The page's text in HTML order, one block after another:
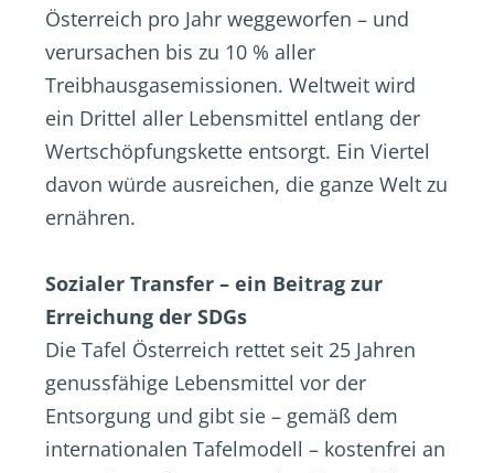
Österreich pro Jahr weggeworfen – und
verursachen bis zu 10 % aller
Treibhausgasemissionen. Weltweit wird
ein Drittel aller Lebensmittel entlang der
Wertschöpfungskette entsorgt. Ein Viertel
davon würde ausreichen, die ganze Welt zu
ernähren.
Sozialer Transfer – ein Beitrag zur
Erreichung der SDGs
Die Tafel Österreich rettet seit 25 Jahren
genussfähige Lebensmittel vor der
Entsorgung und gibt sie – gemäß dem
internationalen Tafelmodell – kostenfrei an